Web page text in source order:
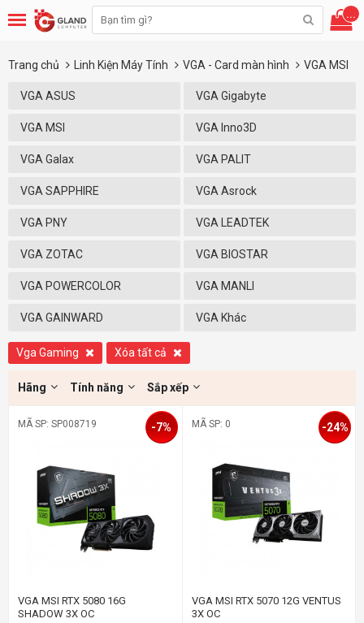
...
Trang chủ Linh Kiện Máy Tính VGA - Card màn hình VGA MSI
VGA ASUS VGA Gigabyte
VGA MSI VGA Inno3D
VGA Galax VGA PALIT
VGA SAPPHIRE VGA Asrock
VGA PNY VGA LEADTEK
VGA ZOTAC VGA BIOSTAR
VGA POWERCOLOR VGA MANLI
VGA GAINWARD VGA Khác
Vga Gaming Xóa tất cả
Hãng Tính năng Sắp xếp
MÃ SP: SP008719
VGA MSI RTX 5080 16G
SHADOW 3X OC
-7% MÃ SP: 0
VGA MSI RTX 5070 12G VENTUS
3X OC
-24%